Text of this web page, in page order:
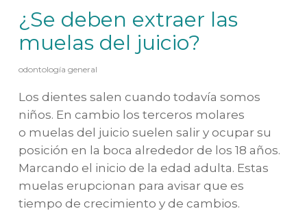
¿Se deben extraer las
muelas del juicio?
odontología general
Los dientes salen cuando todavía somos
niños. En cambio los terceros molares
o muelas del juicio suelen salir y ocupar su
posición en la boca alrededor de los 18 años.
Marcando el inicio de la edad adulta. Estas
muelas erupcionan para avisar que es
tiempo de crecimiento y de cambios.